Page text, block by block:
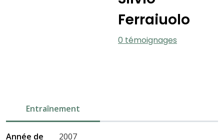
Ferraiuolo
0 témoignages
Entraînement
Année de
2007